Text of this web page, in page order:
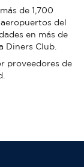
de 1,700
del
en más de
Diners Club.
proveedores de